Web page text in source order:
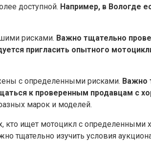
доступной.​ Например, в Вологде
рисками.​ Важно тщательно
пригласить опытного
с определенными рисками.​ Важно
к проверенным продавцам с
марок и моделей.​
ищет мотоцикл с определенными
тщательно изучить условия